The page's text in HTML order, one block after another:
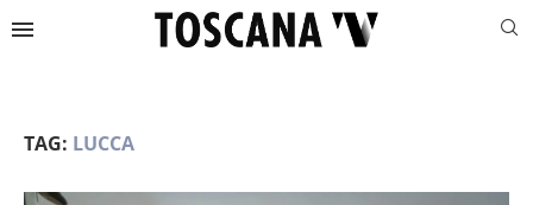
TAG: LUCCA